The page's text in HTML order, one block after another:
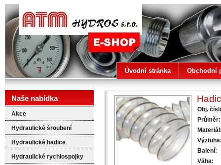
Obchodní
Úvodní stránka
Naše nabídka
Akce
Hydraulické šroubení
Hydraulické hadice
Hydraulické rychlospojky
Obj.
Průměr:
Balení:
Váha: